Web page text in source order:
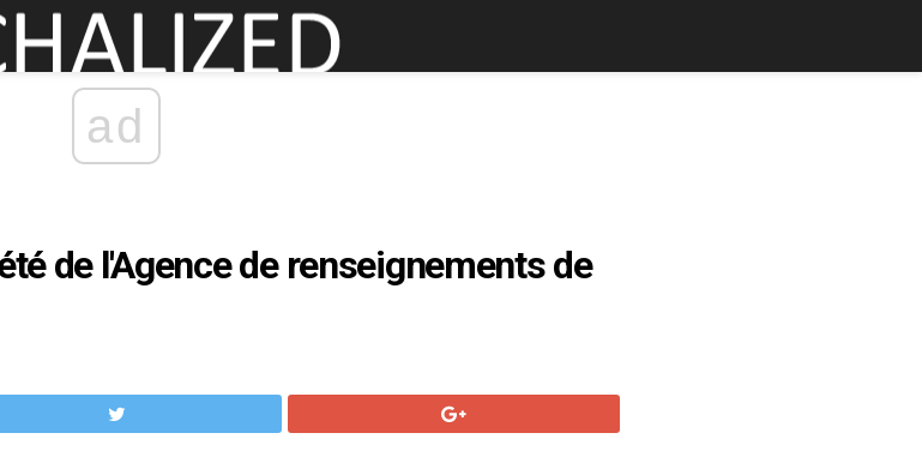
ad
de l'Agence de renseignements de